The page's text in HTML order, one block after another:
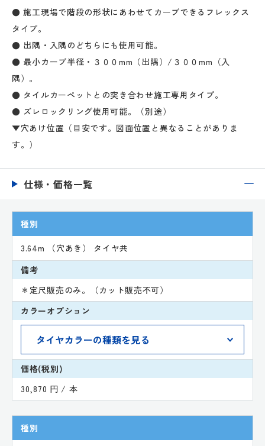
● 施工現場で階段の形状にあわせてカーブできるフレックス
タイプ。
● 出隅・入隅のどちらにも使用可能。
● 最小カーブ半径・３００mm（出隅）/３００mm（入
隅）。
● タイルカーペットとの突き合わせ施工専用タイプ。
● ズレロックリング使用可能。（別途）
▼穴あけ位置（目安です。図面位置と異なることがありま
す。）
仕様・価格一覧
種別
3.64m （穴あき） タイヤ共
備考
＊定尺販売のみ。（カット販売不可）
カラーオプション
価格(税別)
30,870 円 / 本
種別